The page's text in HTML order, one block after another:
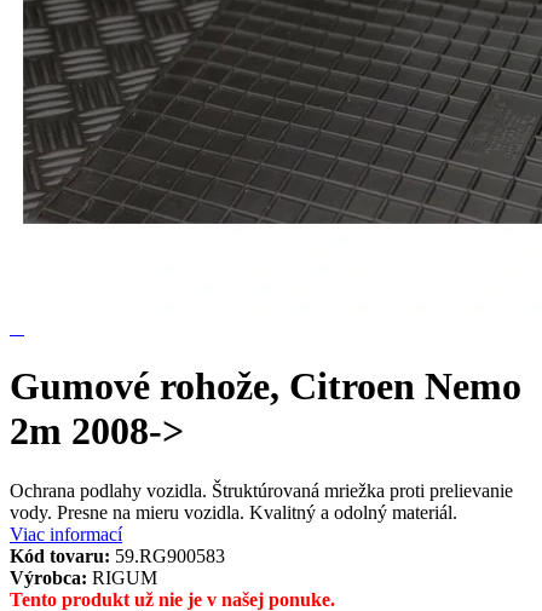
Gumové rohože, Citroen Nemo
2m 2008->
Ochrana podlahy vozidla. Štruktúrovaná mriežka proti prelievanie
vody. Presne na mieru vozidla. Kvalitný a odolný materiál.
Viac informací
Kód tovaru: 59.RG900583
Výrobca: RIGUM
Tento produkt už nie je v našej ponuke.